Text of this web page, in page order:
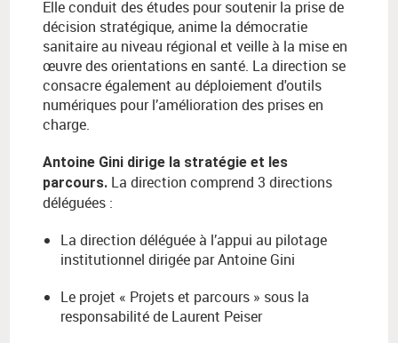
Elle conduit des études pour soutenir la prise de
décision stratégique, anime la démocratie
sanitaire au niveau régional et veille à la mise en
œuvre des orientations en santé. La direction se
consacre également au déploiement d'outils
numériques pour l’amélioration des prises en
charge.
Antoine Gini dirige la stratégie et les
parcours. La direction comprend 3 directions
déléguées :
La direction déléguée à l’appui au pilotage
institutionnel dirigée par Antoine Gini
Le projet « Projets et parcours » sous la
responsabilité de Laurent Peiser